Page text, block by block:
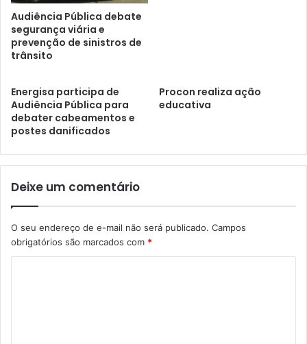
Audiência Pública debate
segurança viária e
prevenção de sinistros de
trânsito
Energisa participa de
Audiência Pública para
debater cabeamentos e
postes danificados
Procon realiza ação
educativa
Deixe um comentário
O seu endereço de e-mail não será publicado. Campos
obrigatórios são marcados com *